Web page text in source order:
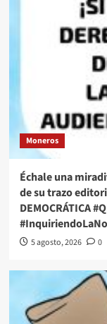
Moneros
Échale una
de su trazo
DEMOCRÁTICA
5 agosto, 2026 0